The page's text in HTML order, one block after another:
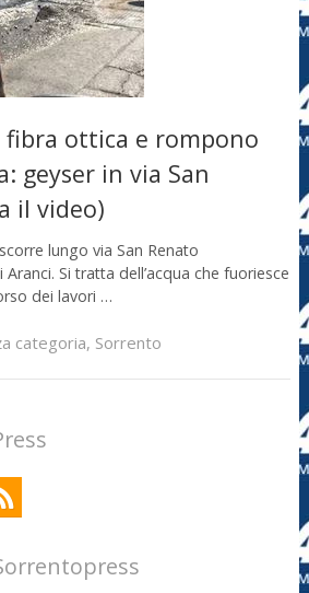
fibra ottica e rompono
geyser in via San
il video)
lungo via San Renato
Si tratta dell’acqua che fuoriesce
dei lavori …
categoria, Sorrento